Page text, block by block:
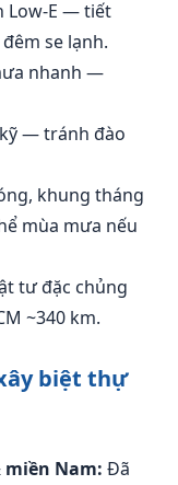
Low-E — tiết
se lạnh.
nhanh —
— tránh đào
khung tháng
mùa mưa nếu
tư đặc chủng
~340 km.
biệt thự
miền Nam: Đã